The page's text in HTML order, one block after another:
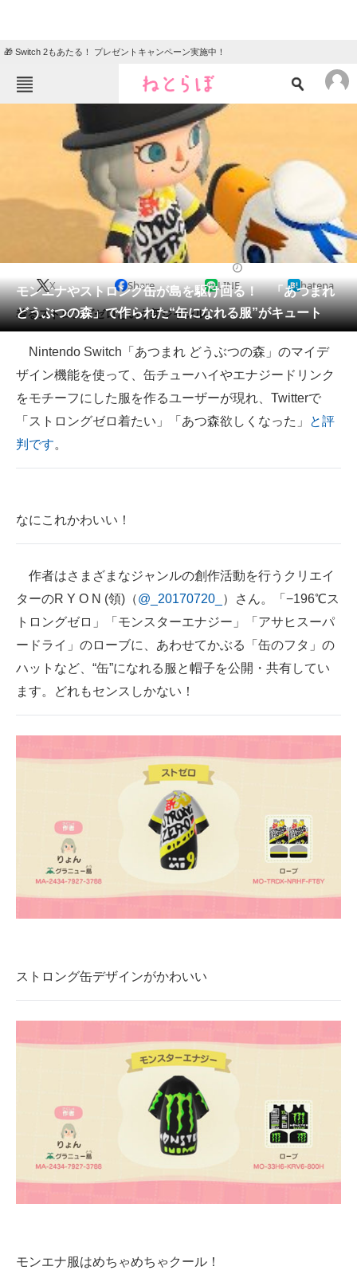
🎁 Switch 2もあたる！ プレゼントキャンペーン実施中！
ねとらぼメニュー
ニュース
クイズ
地域
教育・育児
リサーチ
会員記事
メディア
注目記事を集めた総合ページ
ITの今と未来を見通す
スマホと通信の最新トレンド
ビジネスと働き方のヒント
企業ITのトレンドを詳説
経営リーダーのコミュニティ
マーケ×ITの今がよく分かる
ITエンジニア向け専門サイト
企業向けIT製品の総合サイト
IT製品の技術・比較・事例
製造業のIT導入・活用を支援
モノづくり技術者専門サイト
エレクトロニクス専門サイト
建設×テクノロジーの最前線
モンエナやストロング缶が島を駆け回る！ 「あつまれ
どうぶつの森」で作られた“缶になれる服”がキュート
X Share LINE hatena
着るストロングゼロという新ジャンル。
Nintendo Switch「あつまれ どうぶつの森」のマイデ
ザイン機能を使って、缶チューハイやエナジードリンク
をモチーフにした服を作るユーザーが現れ、Twitterで
「ストロングゼロ着たい」「あつ森欲しくなった」
と評
判です。
なにこれかわいい！
作者はさまざまなジャンルの創作活動を行うクリエイ
ターのR Y O N (領)（@_20170720_
）さん。「−196℃ス
トロングゼロ」「モンスターエナジー」「アサヒスーパ
ードライ」のローブに、あわせてかぶる「缶のフタ」の
ハットなど、“缶”になれる服と帽子を公開・共有してい
ます。どれもセンスしかない！
ストロング缶デザインがかわいい
モンエナ服はめちゃめちゃクール！